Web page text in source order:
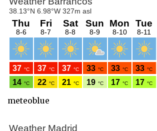
meteoblue